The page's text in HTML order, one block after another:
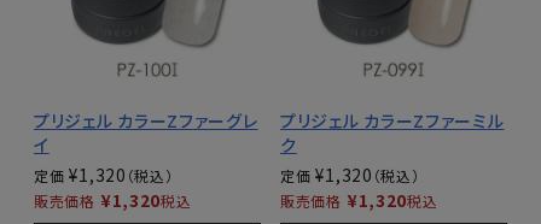
プリジェル カラーZファーグレ
イ
定価 ¥1,320
販売価格 ¥1,320税込
プリジェル カラーZファーミル
ク
定価 ¥1,320
販売価格 ¥1,320税込